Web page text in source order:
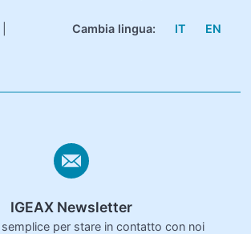
Cambia lingua: IT EN
IGEAX Newsletter
per stare in contatto con noi